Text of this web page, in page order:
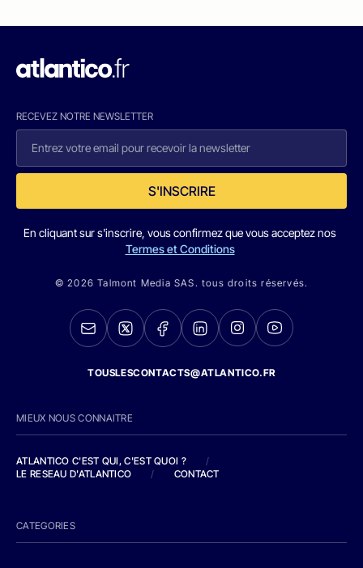
RECEVEZ NOTRE NEWSLETTER
S'INSCRIRE
En cliquant sur s'inscrire, vous confirmez que vous acceptez nos
Termes et Conditions
© 2026 Talmont Media SAS. tous droits réservés.
TOUSLESCONTACTS@ATLANTICO.FR
MIEUX NOUS CONNAITRE
ATLANTICO C'EST QUI, C'EST QUOI ?
/
LE RESEAU D'ATLANTICO
/ CONTACT
CATEGORIES